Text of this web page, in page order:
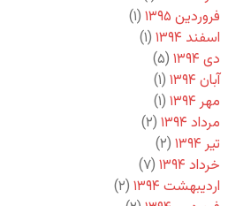
فروردین ۱۳۹۵
(۱)
اسفند ۱۳۹۴
(۱)
دی ۱۳۹۴
(۵)
آبان ۱۳۹۴
(۱)
مهر ۱۳۹۴
(۱)
مرداد ۱۳۹۴
(۲)
تیر ۱۳۹۴
(۲)
خرداد ۱۳۹۴
(۷)
اردیبهشت ۱۳۹۴
(۲)